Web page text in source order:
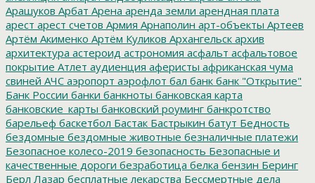
Арашуков Арбат Арена аренда земли арендная плата
арест арест счетов Армия Арнаполин арт-объекты Артеев
Артём Акименко Артём Куликов Архангельск архив
архитектура астероид астрономия асфальт асфальтовое
покрытие Атлет аудиенция аферисты африканская чума
свиней АЧС аэропорт аэрофлот бал банк банк "Открытие"
Банк России банки банкноты банковская карта
банковские_карты банковский роуминг банкротство
барельеф баскетбол Бастак Бастрыкин батут Бедность
бездомные бездомные животные безналичные платежи
Безопасное колесо-2019 безопасность Безопасные и
качественные дороги безработица белка бензин Беринг
Берл Лазар бесплатные лекарства Бессмертные дела